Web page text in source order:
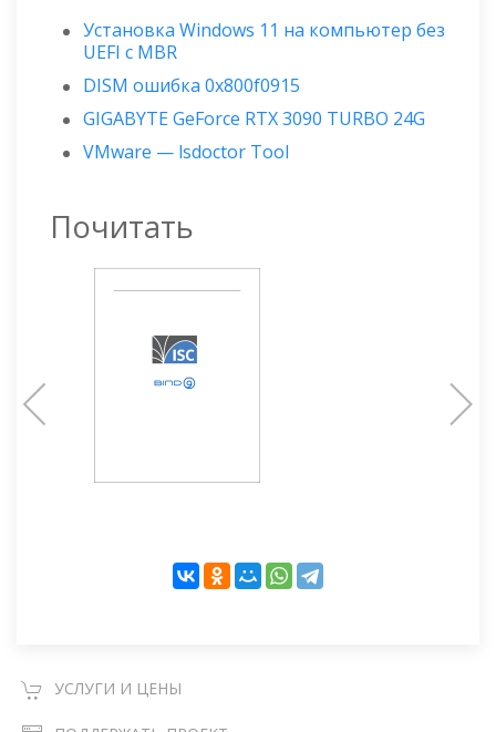
Установка Windows 11 на компьютер без
UEFI с MBR
DISM ошибка 0x800f0915
GIGABYTE GeForce RTX 3090 TURBO 24G
VMware — lsdoctor Tool
Почитать
УСЛУГИ И ЦЕНЫ